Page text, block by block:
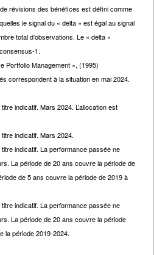
révisions des bénéfices est défini comme
le signal du « delta » est égal au signal
total d’observations. Le « delta »
1.
Portfolio Management », (1995)
correspondent à la situation en mai 2024.
indicatif. Mars 2024. L’allocation est
indicatif. Mars 2024.
indicatif. La performance passée ne
La période de 20 ans couvre la période de
de 5 ans couvre la période de 2019 à
indicatif. La performance passée ne
La période de 20 ans couvre la période
la période 2019-2024.